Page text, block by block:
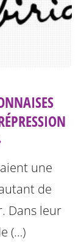
une
de
Dans leur
(…)